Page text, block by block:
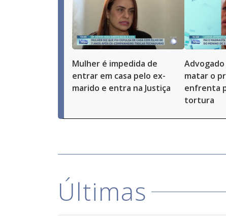
Mulher é impedida de
entrar em casa pelo ex-
marido e entra na Justiça
matar o
enfrenta
tortura
Últimas